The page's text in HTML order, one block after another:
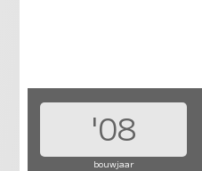
'08
bouwjaar